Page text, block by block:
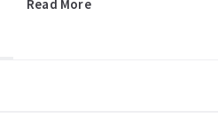
Read More